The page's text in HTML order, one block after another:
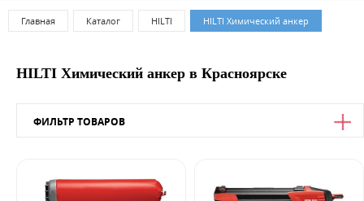
Главная Каталог HILTI HILTI Химический анкер
HILTI Химический анкер в Красноярске
ФИЛЬТР ТОВАРОВ
до